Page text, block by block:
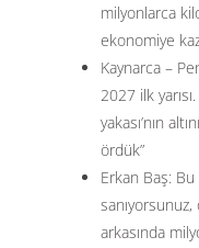
milyonlarca
ekonomiye
Kaynarca –
2027 ilk
yakası’nın
ördük”
Erkan Baş:
arkasında